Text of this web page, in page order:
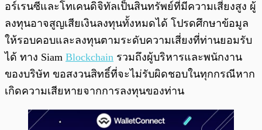
อร์เรนซีและโทเคนดิจิทัลเป็นสินทรัพย์ที่มีความเสี่ยงสูง ผู้
ลงทุนอาจสูญเสียเงินลงทุนทั้งหมดได้ โปรดศึกษาข้อมูล
ให้รอบคอบและลงทุนตามระดับความเสี่ยงที่ท่านยอมรับ
ได้ ทาง Siam Blockchain รวมถึงผู้บริหารและพนักงาน
ของบริษัท ขอสงวนสิทธิ์ที่จะไม่รับผิดชอบในทุกกรณีหาก
เกิดความเสียหายจากการลงทุนของท่าน